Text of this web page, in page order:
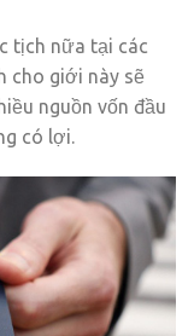
tịch nữa tại các
cho giới này sẽ
nguồn vốn đầu
có lợi.